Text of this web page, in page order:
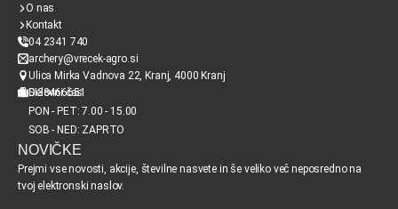
O nas
Kontakt
04 2341 740
archery@vrecek-agro.si
Ulica Mirka Vadnova 22, Kranj, 4000 Kranj
SI38466651
Delovni čas
PON - PET: 7.00 - 15.00
SOB - NED: ZAPRTO
NOVIČKE
Prejmi vse novosti, akcije, številne nasvete in še veliko več neposredno na
tvoj elektronski naslov.